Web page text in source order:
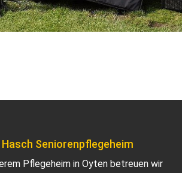
Hasch Seniorenpflegeheim
Pflegeheim in Oyten betreuen wir